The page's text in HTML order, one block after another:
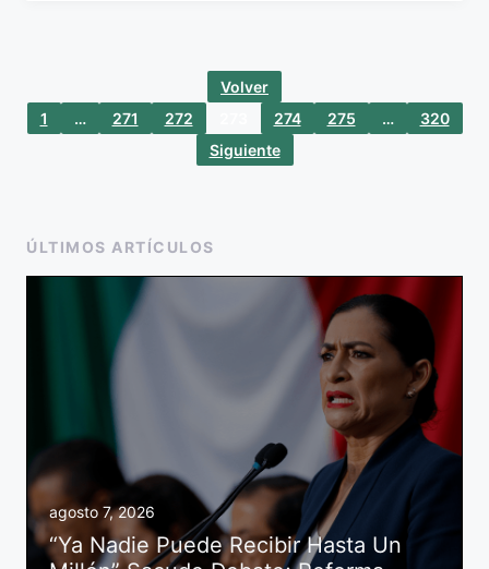
Volver
1
… 271 272 274 275 …
320
Siguiente
ÚLTIMOS ARTÍCULOS
agosto 7, 2026
“Ya Nadie Puede Recibir Hasta Un